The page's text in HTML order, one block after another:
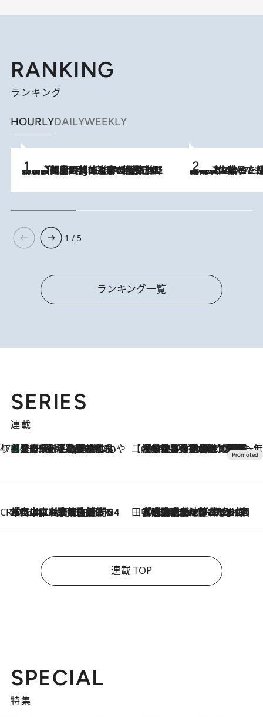
RANKING
ランキング
HOURLYDAILYWEEKLY
11 Hours Ago
「最後に見られてよかった」上野動物園の東園パンダ舎が解体前に特別公開。8月16日まで延長されたパネル展と共に辿る“半世紀”のパンダ飼育《解体工事の図面あり》 2026.8.5
【阿川佐和子さんの年とる力】なぜ70代で始めた趣味は“こんなに楽しい”のか？ ピアノ、俳句…スランプに陥っても続けられる“ある秘訣”とは
1 / 5
ランキング一覧
SERIES
連載
47都道府県の手みやげ ひんやりスイーツで夏を満喫
11 Hours Ago
【兵庫県】この夏絶対食べたい 冷やしておいしいおやつ3選 淡路島の恵みをジェラートに集約 【CREA×星野リゾート】唯一無二。癒しと発見が待つ場所へ
2026.8.7
【トンボの足水浴】ヒノキの香りに包まれて涼感マックス！約13℃の湧水かけ流しを避暑地「星野温泉 トンボの湯」で体験
CREA'S CHOICE
2026.8.7
「立川にも歌舞伎があるんだよ」 片岡仁左衛門・市川中車ら豪華座組みで4年目の立川立飛歌舞伎へ 田中稲の勝手に再ブーム
2026.8.7
「湘南乃風に憧れて」観客大盛上がりの“タオル回し”に、ラッパー顔負けの高速歌唱まで…さだまさし（74）のアグレッシブすぎる現在地
連載 TOP
SPECIAL
特集